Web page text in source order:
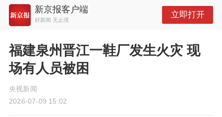
新京报客户端
好新闻 无止境
立即打开
福建泉州晋江一鞋厂发生火灾 现
场有人员被困
央视新闻
2026-07-09 15:02